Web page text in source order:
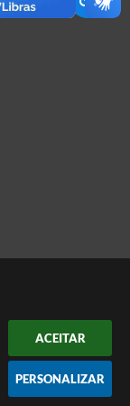
ACEITAR
PERSONALIZAR